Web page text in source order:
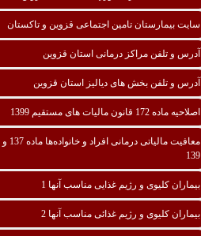
سایت بیمارستان تامین اجتماعی قزوین و تاکستان
آدرس و تلفن مراکز درمانی استان قزوین
آدرس و تلفن بخش های دیالیز استان قزوین
اصلاحیه ماده 172 قانون مالیات های مستقیم 1399
معافیت مالیاتی درمانی افراد و خانواده‌ها ماده 137 و
139
بیماران کلیوی و رژیم غذایی مناسب آنها 1
بیماران کلیوی و رژیم غذائی مناسب آنها 2